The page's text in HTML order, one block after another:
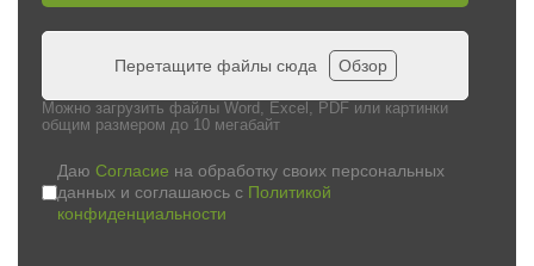
Перетащите файлы сюда Обзор
Можно загрузить файлы Word, Excel, PDF или картинки
общим размером до 10 мегабайт
Даю Согласие на обработку своих персональных
данных и соглашаюсь с Политикой
конфиденциальности